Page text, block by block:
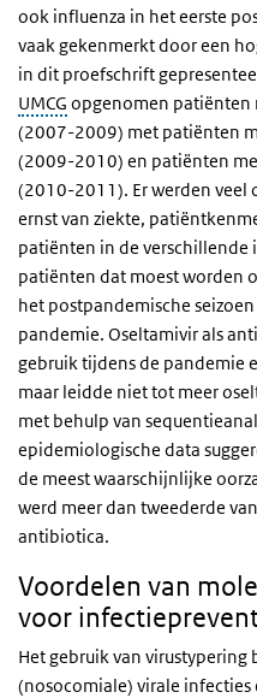
ook influenza in het eerste
vaak gekenmerkt door een
in dit proefschrift
UMCG opgenomen patiënten
(2007-2009) met patiënten
(2009-2010) en patiënten
(2010-2011). Er werden veel
ernst van ziekte,
patiënten in de verschillende
patiënten dat moest worden
het postpandemische
pandemie. Oseltamivir als
gebruik tijdens de pandemie
maar leidde niet tot meer
met behulp van
epidemiologische data
de meest waarschijnlijke
werd meer dan tweederde
antibiotica.
Voordelen van
voor
Het gebruik van virustypering
(nosocomiale) virale